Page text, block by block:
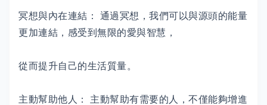
冥想與內在連結： 通過冥想，我們可以與源頭的能量
更加連結，感受到無限的愛與智慧，
從而提升自己的生活質量。
主動幫助他人： 主動幫助有需要的人，不僅能夠增進